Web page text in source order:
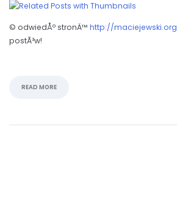
© odwiedÅº stronÄ™ http://maciejewski.org
postÃ³w!
READ MORE